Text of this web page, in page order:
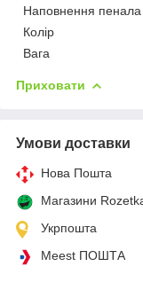
Наповнення пенала
Колір
Вага
Приховати
Умови доставки
Нова Пошта
Магазини
Укрпошта
Meest ПОШТА